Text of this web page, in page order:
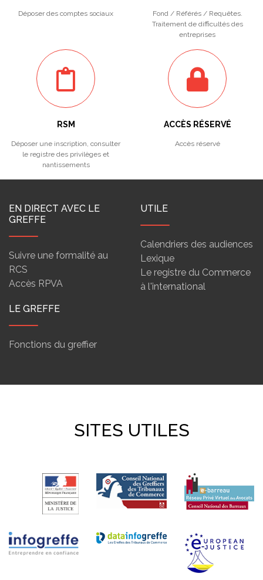
Déposer des comptes sociaux
Fond / Référés / Requêtes.
Traitement de difficultés des
entreprises
RSM
Déposer une inscription, consulter
le registre des privilèges et
nantissements
ACCÈS RÉSERVÉ
Accès réservé
EN DIRECT AVEC LE
GREFFE
Suivre une formalité au
RCS
Accès RPVA
UTILE
Calendriers des audiences
Lexique
Le registre du Commerce
à l'international
LE GREFFE
Fonctions du greffier
SITES UTILES